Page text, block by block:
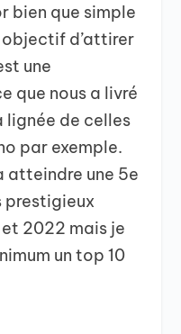
bien que simple
d’attirer
une
que nous a livré
lignée de celles
par exemple.
atteindre une 5e
prestigieux
2022 mais je
un top 10